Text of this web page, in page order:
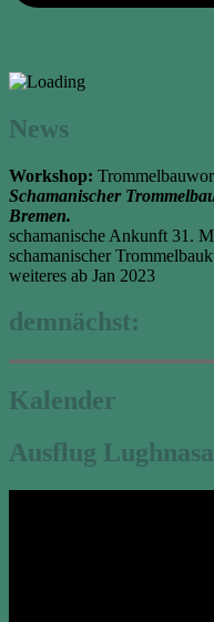
News
Workshop:
Schamanischer
Bremen.
schamanische Ankunft 31.
schamanischer
weiteres ab Jan 2023
demnächst:
Kalender
Ausflug